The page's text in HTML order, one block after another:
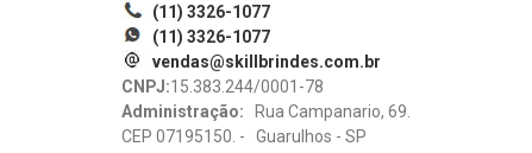
(11) 3326-1077
(11) 3326-1077
vendas@skillbrindes.com.br
CNPJ:15.383.244/0001-78
Administração: Rua Campanario, 69.
CEP 07195150. - Guarulhos - SP